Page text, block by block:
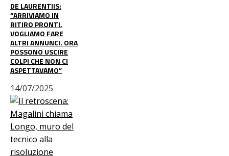
DE LAURENTIIS:
“ARRIVIAMO IN
RITIRO PRONTI,
VOGLIAMO FARE
ALTRI ANNUNCI. ORA
POSSONO USCIRE
COLPI CHE NON CI
ASPETTAVAMO”
14/07/2025